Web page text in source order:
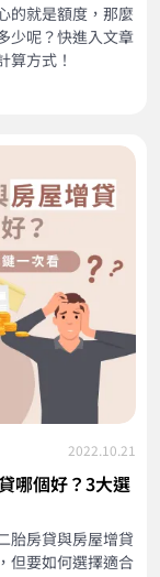
的就是額度，那麼
少呢？快進入文章
算方式！
2022.10.21
哪個好？3大選
胎房貸與房屋增貸
但要如何選擇適合